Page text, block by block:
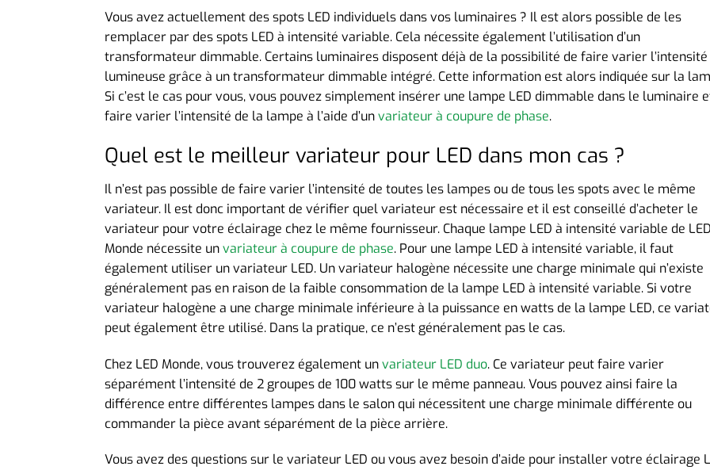
Vous avez actuellement des spots LED individuels dans vos luminaires ? Il est alors possible de les
remplacer par des spots LED à intensité variable. Cela nécessite également l’utilisation d’un
transformateur dimmable. Certains luminaires disposent déjà de la possibilité de faire varier l’intensité
lumineuse grâce à un transformateur dimmable intégré. Cette information est alors indiquée sur la
Si c’est le cas pour vous, vous pouvez simplement insérer une lampe LED dimmable dans le luminaire
faire varier l’intensité de la lampe à l’aide d’unvariateur à coupure de phase.
Quel est le meilleur variateur pour LED dans mon cas ?
Il n’est pas possible de faire varier l’intensité de toutes les lampes ou de tous les spots avec le même
variateur. Il est donc important de vérifier quel variateur est nécessaire et il est conseillé d’acheter le
variateur pour votre éclairage chez le même fournisseur. Chaque lampe LED à intensité variable de LED
Monde nécessite unvariateur à coupure de phase. Pour une lampe LED à intensité variable, il faut
également utiliser un variateur LED. Un variateur halogène nécessite une charge minimale qui n’existe
généralement pas en raison de la faible consommation de la lampe LED à intensité variable. Si votre
variateur halogène a une charge minimale inférieure à la puissance en watts de la lampe LED, ce
peut également être utilisé. Dans la pratique, ce n’est généralement pas le cas.
Chez LED Monde, vous trouverez également unvariateur LED duo. Ce variateur peut faire varier
séparément l’intensité de 2 groupes de 100 watts sur le même panneau. Vous pouvez ainsi faire la
différence entre différentes lampes dans le salon qui nécessitent une charge minimale différente ou
commander la pièce avant séparément de la pièce arrière.
Vous avez des questions sur le variateur LED ou vous avez besoin d’aide pour installer votre éclairage